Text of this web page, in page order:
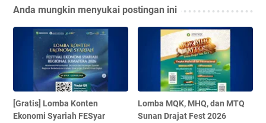
Anda mungkin menyukai postingan ini
[Gratis] Lomba Konten
Ekonomi Syariah FESyar
Lomba MQK, MHQ, dan MTQ
Sunan Drajat Fest 2026